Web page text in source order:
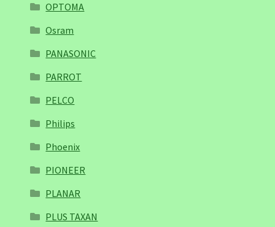
OPTOMA
Osram
PANASONIC
PARROT
PELCO
Philips
Phoenix
PIONEER
PLANAR
PLUS TAXAN